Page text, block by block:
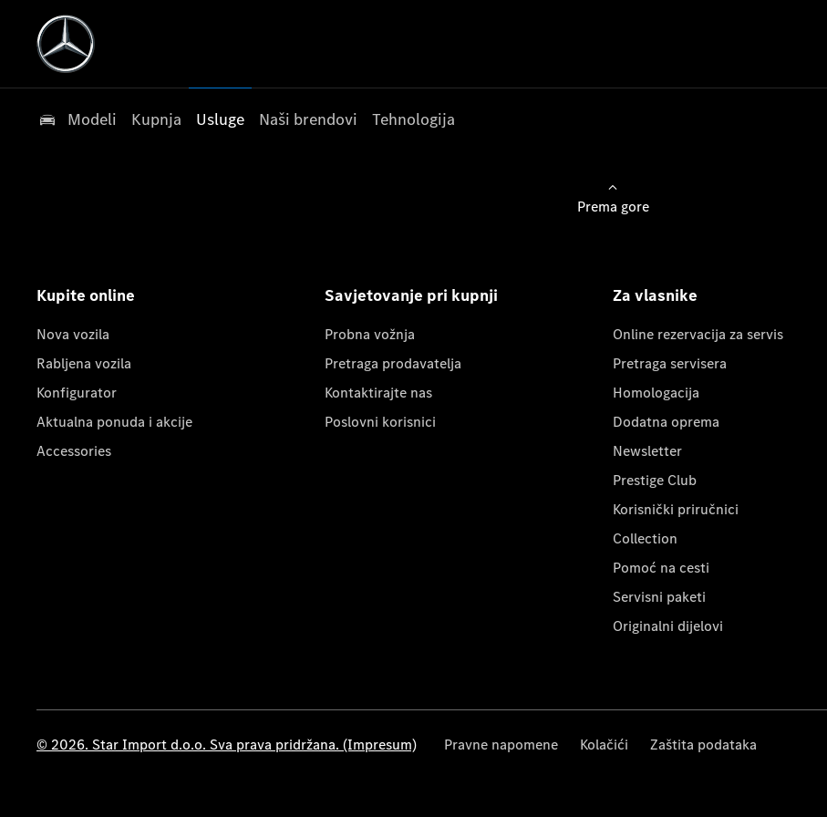
Modeli Kupnja Usluge Naši brendovi Tehnologija
Prema gore
Kupite online
Nova vozila
Rabljena vozila
Konfigurator
Aktualna ponuda i akcije
Accessories
Savjetovanje pri kupnji
Probna vožnja
Pretraga prodavatelja
Kontaktirajte nas
Poslovni korisnici
Za vlasnike
Online rezervacija za servis
Pretraga servisera
Homologacija
Dodatna oprema
Newsletter
Prestige Club
Korisnički priručnici
Collection
Pomoć na cesti
Servisni paketi
Originalni dijelovi
© 2026. Star Import d.o.o. Sva prava pridržana. (Impresum) Pravne napomene Kolačići Zaštita podataka